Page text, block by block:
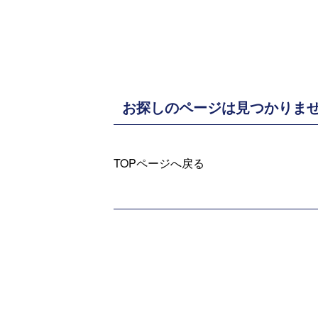
お探しのページは見つかりま
TOPページへ戻る